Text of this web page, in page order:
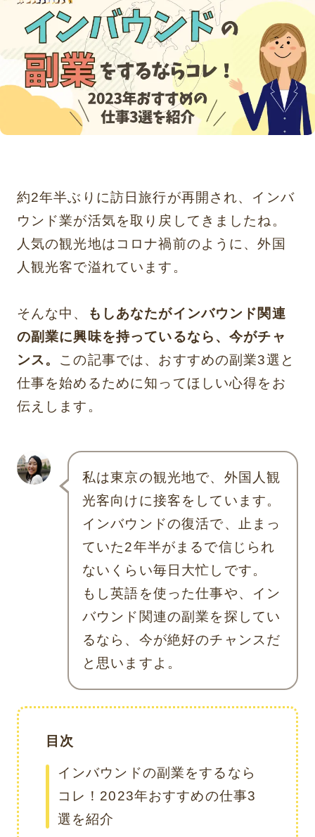
約2年半ぶりに訪日旅行が再開され、インバ
ウンド業が活気を取り戻してきましたね。
人気の観光地はコロナ禍前のように、外国
人観光客で溢れています。
そんな中、
もしあなたがインバウンド関連
の副業に興味を持っているなら、今がチャ
ンス。 この記事では、おすすめの副業3選と
仕事を始めるために知ってほしい心得をお
伝えします。
私は東京の観光地で、外国人観
光客向けに接客をしています。
インバウンドの復活で、止まっ
ていた2年半がまるで信じられ
ないくらい毎日大忙しです。
もし英語を使った仕事や、イン
バウンド関連の副業を探してい
るなら、今が絶好のチャンスだ
と思いますよ。
目次
インバウンドの副業をするなら
コレ！2023年おすすめの仕事3
選を紹介